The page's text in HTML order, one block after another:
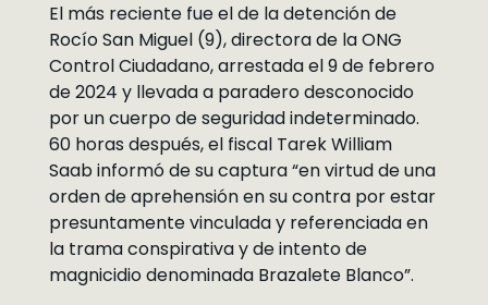
El más reciente fue el de la detención de
Rocío San Miguel (9), directora de la ONG
Control Ciudadano, arrestada el 9 de febrero
de 2024 y llevada a paradero desconocido
por un cuerpo de seguridad indeterminado.
60 horas después, el fiscal Tarek William
Saab informó de su captura “en virtud de una
orden de aprehensión en su contra por estar
presuntamente vinculada y referenciada en
la trama conspirativa y de intento de
magnicidio denominada Brazalete Blanco”.